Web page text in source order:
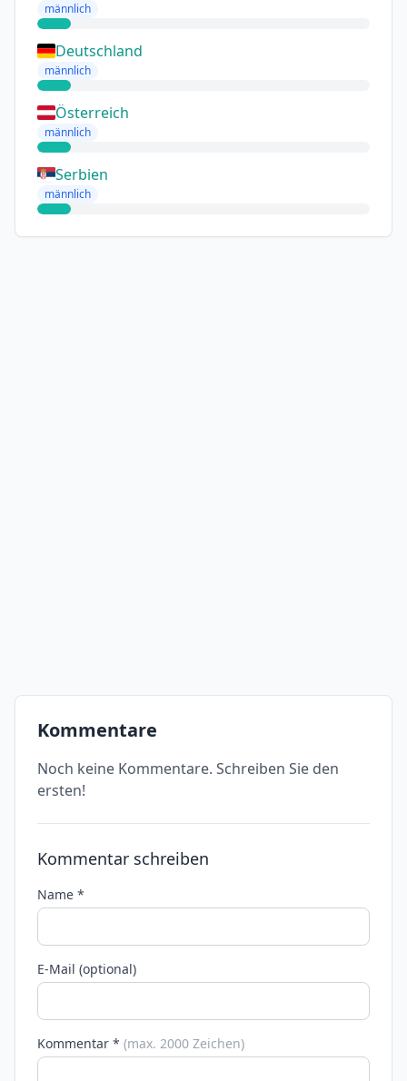
männlich
Deutschland
männlich
Österreich
männlich
Serbien
männlich
Kommentare
Noch keine Kommentare. Schreiben Sie den
ersten!
Kommentar schreiben
Name *
E-Mail (optional)
Kommentar * (max. 2000 Zeichen)